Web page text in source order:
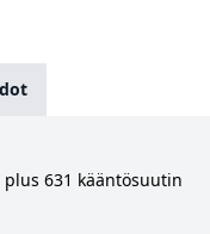
plus 631 kääntösuutin